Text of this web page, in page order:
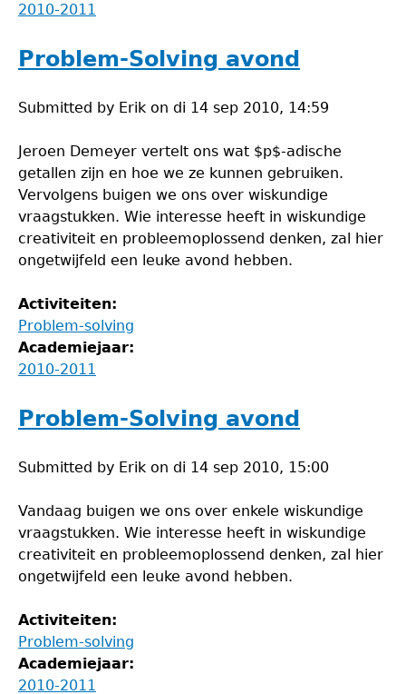
2010-2011
Problem-Solving avond
Submitted by Erik on di 14 sep 2010, 14:59
Jeroen Demeyer vertelt ons wat $p$-adische
getallen zijn en hoe we ze kunnen gebruiken.
Vervolgens buigen we ons over wiskundige
vraagstukken. Wie interesse heeft in wiskundige
creativiteit en probleemoplossend denken, zal hier
ongetwijfeld een leuke avond hebben.
Activiteiten:
Problem-solving
Academiejaar:
2010-2011
Problem-Solving avond
Submitted by Erik on di 14 sep 2010, 15:00
Vandaag buigen we ons over enkele wiskundige
vraagstukken. Wie interesse heeft in wiskundige
creativiteit en probleemoplossend denken, zal hier
ongetwijfeld een leuke avond hebben.
Activiteiten:
Problem-solving
Academiejaar:
2010-2011